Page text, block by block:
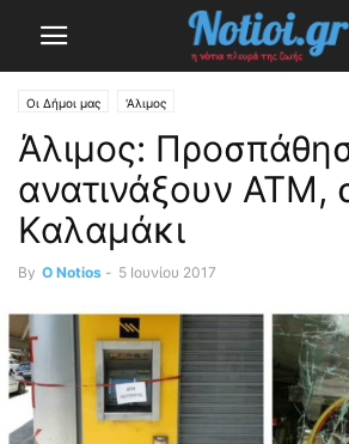
Οι Δήμοι μας 'Αλιμος
Άλιμος:
ανατινάξουν ΑΤΜ,
Καλαμάκι
By O Notios - 5 Ιουνίου 2017